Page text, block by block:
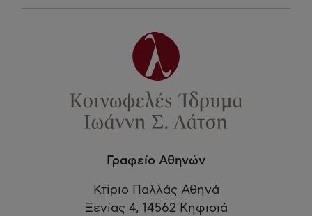
Γραφείο Αθηνών
Κτίριο Παλλάς Αθηνά
Ξενίας 4, 14562 Κηφισιά